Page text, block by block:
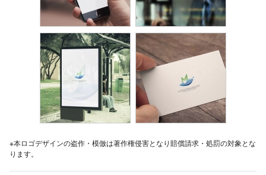
※本ロゴデザインの盗作・模倣は著作権侵害となり賠償請求・処罰の対象とな
ります。